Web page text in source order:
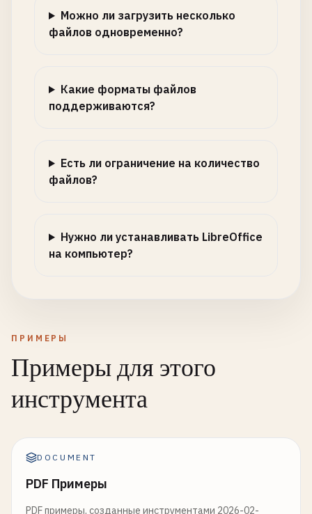
Можно ли загрузить несколько
файлов одновременно?
Какие форматы файлов
поддерживаются?
Есть ли ограничение на количество
файлов?
Нужно ли устанавливать LibreOffice
на компьютер?
ПРИМЕРЫ
Примеры для этого
инструмента
DOCUMENT
PDF Примеры
PDF примеры, созданные инструментами 2026-02-